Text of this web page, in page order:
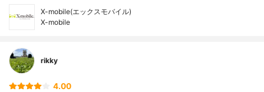
X-mobile(エックスモバイル)
X-mobile
rikky
4.00